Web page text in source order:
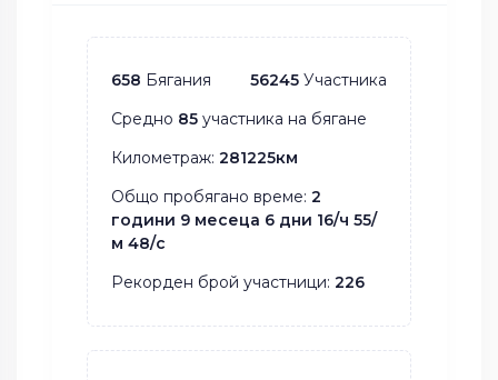
658 Бягания 56245 Участника
Средно 85 участника на бягане
Километраж: 281225км
Общо пробягано време: 2
години 9 месеца 6 дни 16/ч 55/
м 48/с
Рекорден брой участници: 226